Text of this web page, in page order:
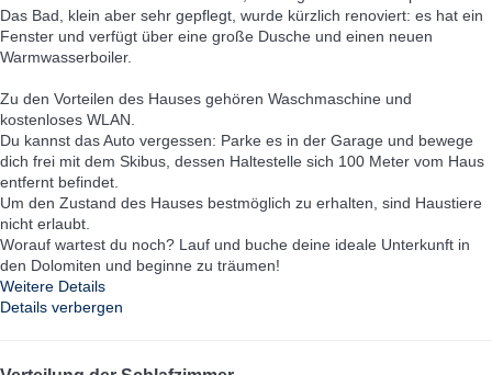
Das Bad, klein aber sehr gepflegt, wurde kürzlich renoviert: es hat ein
Fenster und verfügt über eine große Dusche und einen neuen
Warmwasserboiler.
Zu den Vorteilen des Hauses gehören Waschmaschine und
kostenloses WLAN.
Du kannst das Auto vergessen: Parke es in der Garage und bewege
dich frei mit dem Skibus, dessen Haltestelle sich 100 Meter vom Haus
entfernt befindet.
Um den Zustand des Hauses bestmöglich zu erhalten, sind Haustiere
nicht erlaubt.
Worauf wartest du noch? Lauf und buche deine ideale Unterkunft in
den Dolomiten und beginne zu träumen!
Weitere Details
Details verbergen